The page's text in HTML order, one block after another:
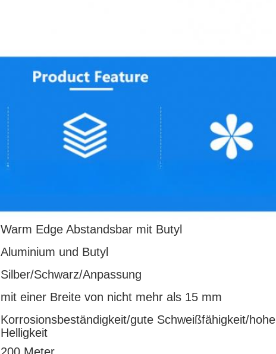
Warm Edge Abstandsbar mit Butyl
Aluminium und Butyl
Silber/Schwarz/Anpassung
mit einer Breite von nicht mehr als 15 mm
Korrosionsbeständigkeit/gute Schweißfähigkeit/hohe
Helligkeit